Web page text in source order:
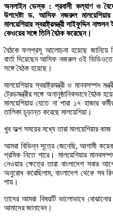
অনলাইন ডেস্ক : প্রবাসী কল্যাণ ও
উপদেষ্টা ড. আসিফ নজরুল
মালয়েশিয়ার স্বরাষ্ট্রমন্ত্রী সাইফুদ্দিন
কেওয়ের সঙ্গে তিনি বৈঠক করেছেন।
বৈঠকে ফলপ্রসূ আলোচনা হয়েছে জানিয়ে
বার্তা দিয়েছেন আসিফ নজরুল ওই ভিডিওতে
সঙ্গে বৈঠক হয়েছে।
মালয়েশিয়ার স্বরাষ্ট্রমন্ত্রী ও মানবসম্পদ
ট্রেডমন্ত্রীর সঙ্গে অনানুষ্ঠানিকভাবে
মালয়েশিয়ায় যেতে না পারা ১৭ হাজার
তালিকা চূড়ান্ত করেছে মালয়েশিয়া।
খুব অল্প সময়ের মধ্যে তারা মালয়েশিয়ার
আমরা বিভিন্ন সূত্রে জেনেছি, আগামী কয়েক
শ্রমিক নিতে পারে। মালয়েশিয়ার
নেওয়ার ক্ষেত্রে তারা বাংলাদেশ সবার
অনুরোধ করেছিলাম, বাংলাদেশ থেকে সব
পায়।
তাদের আমরা বিষয়টি ভালোভাবে বোঝানোর
আমাদের জানাবেন।